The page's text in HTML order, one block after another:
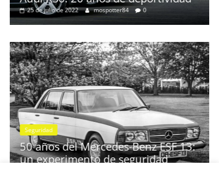
25 de julio de 2022 mospotter84 0
Seguridad
50 años del Mercedes-Benz ESF 13:
un experimento de seguridad